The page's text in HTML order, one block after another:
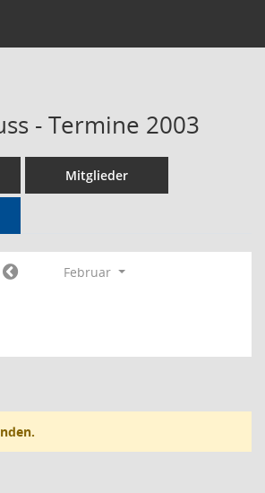
- Termine 2003
Mitglieder
Februar